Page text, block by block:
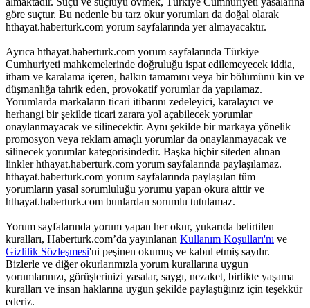
göre suçtur. Bu nedenle bu tarz okur yorumları da doğal olarak
hthayat.haberturk.com yorum sayfalarında yer almayacaktır.
Ayrıca hthayat.haberturk.com yorum sayfalarında Türkiye
Cumhuriyeti mahkemelerinde doğruluğu ispat edilemeyecek iddia,
itham ve karalama içeren, halkın tamamını veya bir bölümünü kin ve
düşmanlığa tahrik eden, provokatif yorumlar da yapılamaz.
Yorumlarda markaların ticari itibarını zedeleyici, karalayıcı ve
herhangi bir şekilde ticari zarara yol açabilecek yorumlar
onaylanmayacak ve silinecektir. Aynı şekilde bir markaya yönelik
promosyon veya reklam amaçlı yorumlar da onaylanmayacak ve
silinecek yorumlar kategorisindedir. Başka hiçbir siteden alınan
linkler hthayat.haberturk.com yorum sayfalarında paylaşılamaz.
hthayat.haberturk.com yorum sayfalarında paylaşılan tüm
yorumların yasal sorumluluğu yorumu yapan okura aittir ve
hthayat.haberturk.com bunlardan sorumlu tutulamaz.
Yorum sayfalarında yorum yapan her okur, yukarıda belirtilen
kuralları, Haberturk.com’da yayınlanan Kullanım Koşulları'nı ve
Gizlilik Sözleşmesi'ni peşinen okumuş ve kabul etmiş sayılır.
Bizlerle ve diğer okurlarımızla yorum kurallarına uygun
yorumlarınızı, görüşlerinizi yasalar, saygı, nezaket, birlikte yaşama
kuralları ve insan haklarına uygun şekilde paylaştığınız için teşekkür
ederiz.